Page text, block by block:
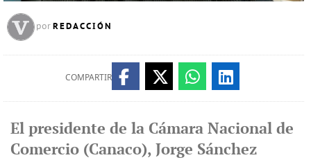
por REDACCIÓN
COMPARTIR
El presidente de la Cámara Nacional de
Comercio (Canaco), Jorge Sánchez